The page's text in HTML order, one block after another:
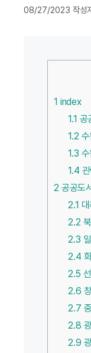
08/27/2023 작성
1 index
1.1 공
1.2
1.3
1.4
2 공공도
2.1
2.2
2.3
2.4
2.5
2.6
2.7
2.8
2.9